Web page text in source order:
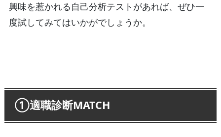
興味を惹かれる自己分析テストがあれば、ぜひ一
度試してみてはいかがでしょうか。
①適職診断MATCH